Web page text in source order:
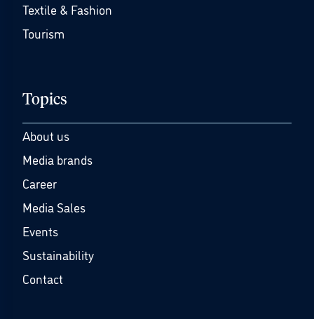
Textile & Fashion
Tourism
Topics
About us
Media brands
Career
Media Sales
Events
Sustainability
Contact